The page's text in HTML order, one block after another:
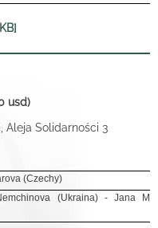
usd)
Aleja Solidarności 3
(Czechy)
(Ukraina) - Jana